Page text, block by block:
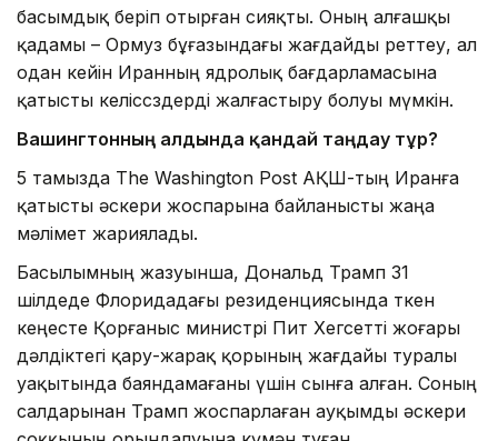
басымдық беріп отырған сияқты. Оның алғашқы
қадамы – Ормуз бұғазындағы жағдайды реттеу, ал
одан кейін Иранның ядролық бағдарламасына
қатысты келіссөздерді жалғастыру болуы мүмкін.
Вашингтонның алдында қандай таңдау тұр?
5 тамызда The Washington Post АҚШ-тың Иранға
қатысты әскери жоспарына байланысты жаңа
мәлімет жариялады.
Басылымның жазуынша, Дональд Трамп 31
шілдеде Флоридадағы резиденциясында өткен
кеңесте Қорғаныс министрі Пит Хегсетті жоғары
дәлдіктегі қару-жарақ қорының жағдайы туралы
уақытында баяндамағаны үшін сынға алған. Соның
салдарынан Трамп жоспарлаған ауқымды әскери